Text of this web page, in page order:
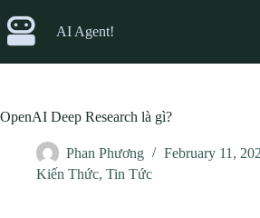
to
content
AI Agent!
OpenAI Deep Research là gì?
Phan Phương
February 11,
Kiến Thức, Tin Tức